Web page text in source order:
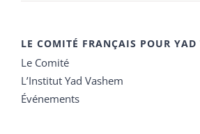
LE COMITÉ FRANÇAIS POUR YAD
Le Comité
L’Institut Yad Vashem
Événements